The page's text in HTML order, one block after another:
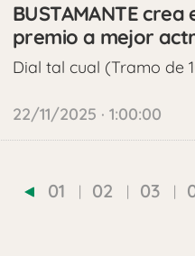
BUSTAMANTE
premio a mejor
Dial tal cual (Tramo de
22/11/2025 · 1:00:00
01 02 03